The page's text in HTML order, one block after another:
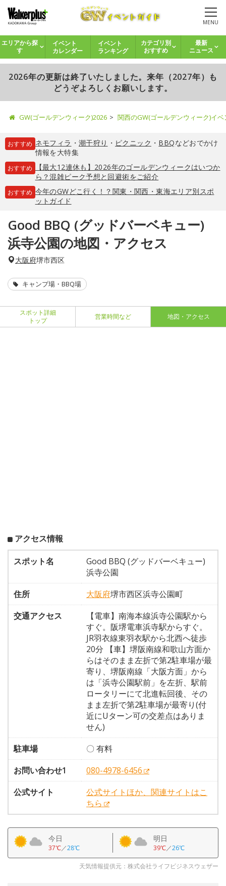
MENU
エリアから探
す
イベント
カレンダー
イベント
ランキング
カテゴリ別
おすすめ
最新
ニュース
2026年の更新は終了いたしました。来年（2027年）も
どうぞよろしくお願いします。
GW(ゴールデンウィーク)2026 関西のGW(ゴールデンウィーク)イ
おすすめ ネモフィラ ・ 潮干狩り ・ ピクニック ・ BBQなどおでかけ
情報を大特集
おすすめ
【最大12連休も】2026年のゴールデンウィークはいつか
ら？混雑ピーク予想と回避術をご紹介
おすすめ 今年のGWどこ行く！？関東・関西・東海エリア別スポ
ットガイド
Good BBQ (グッドバーベキュー)
浜寺公園の地図・アクセス
大阪府堺市西区
キャンプ場・BBQ場
スポット詳細
トップ
営業時間など 地図・アクセス
アクセス情報
スポット名
Good BBQ (グッドバーベキュー)
浜寺公園
住所
大阪府堺市西区浜寺公園町
交通アクセス
【電車】南海本線浜寺公園駅から
すぐ。阪堺電車浜寺駅からすぐ。
JR羽衣線東羽衣駅から北西へ徒歩
20分 【車】堺阪南線和歌山方面か
らはそのまま左折で第2駐車場が最
寄り、堺阪南線「大阪方面」から
は「浜寺公園駅前」を左折、駅前
ロータリーにて北進転回後、その
まま左折で第2駐車場が最寄り(付
近にUターン可の交差点はありま
せん)
駐車場
〇 有料
お問い合わせ1
080-4978-6456
公式サイト
公式サイトほか、関連サイトはこ
ちら
今日
37℃／28℃
明日
39℃／26℃
天気情報提供元：株式会社ライフビジネスウェザー